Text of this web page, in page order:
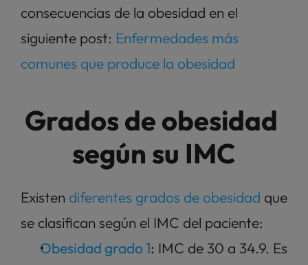
consecuencias de la obesidad en el
siguiente post: Enfermedades más
comunes que produce la obesidad
Grados de obesidad
según su IMC
Existen diferentes grados de obesidad que
se clasifican según el IMC del paciente:
Obesidad grado 1: IMC de 30 a 34.9. Es